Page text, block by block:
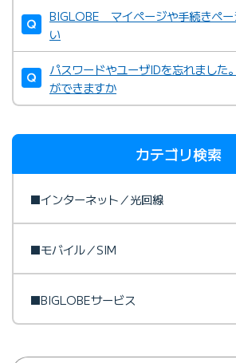
BIGLOBE マイページや手続きペー
い
パスワードやユーザIDを忘れました
ができますか
カテゴリ検索
■インターネット／光回線
■モバイル／SIM
■BIGLOBEサービス